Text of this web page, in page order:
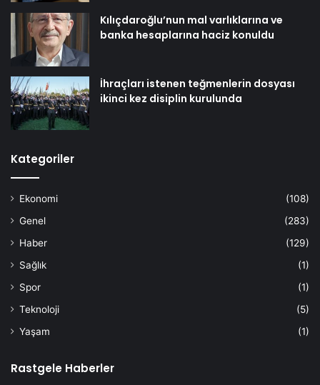
Kılıçdaroğlu’nun mal varlıklarına ve
banka hesaplarına haciz konuldu
İhraçları istenen teğmenlerin dosyası
ikinci kez disiplin kurulunda
Kategoriler
Ekonomi
(108)
Genel
(283)
Haber
(129)
Sağlık
(1)
Spor
(1)
Teknoloji
(5)
Yaşam
(1)
Rastgele Haberler